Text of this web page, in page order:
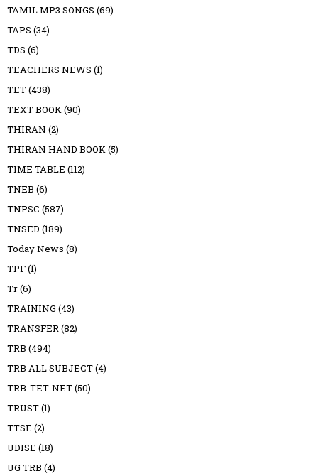
TAMIL MP3 SONGS (69)
TAPS (34)
TDS (6)
TEACHERS NEWS (1)
TET(438)
TEXT BOOK(90)
THIRAN (2)
THIRAN HAND BOOK(5)
TIME TABLE (112)
TNEB (6)
TNPSC (587)
TNSED (189)
Today News (8)
TPF(1)
Tr(6)
TRAINING (43)
TRANSFER(82)
TRB (494)
TRB ALL SUBJECT(4)
TRB-TET-NET(50)
TRUST(1)
TTSE (2)
UDISE (18)
UG TRB (4)